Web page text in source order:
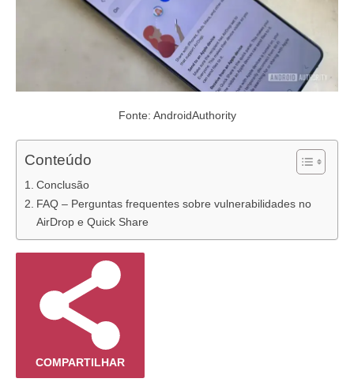
Fonte: AndroidAuthority
Conteúdo
Conclusão
FAQ – Perguntas frequentes sobre vulnerabilidades no
AirDrop e Quick Share
COMPARTILHAR